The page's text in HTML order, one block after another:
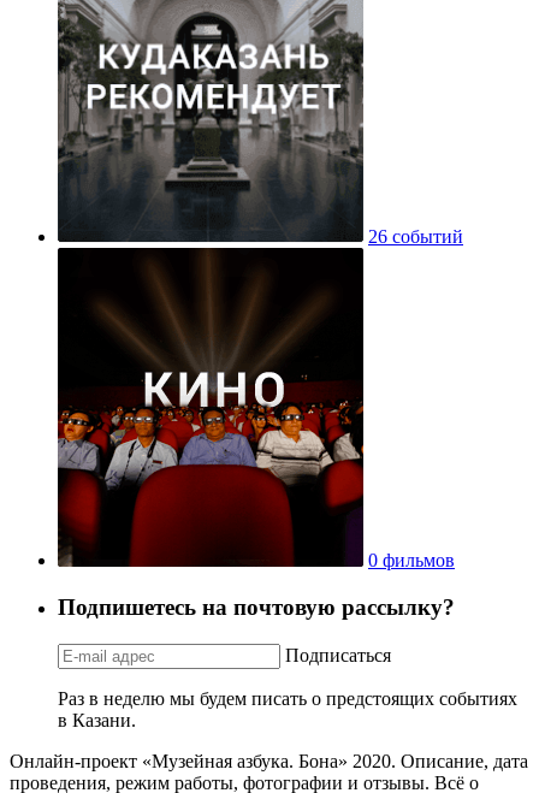
26 событий
0 фильмов
Подпишетесь на почтовую рассылку?
Подписаться
Раз в неделю мы будем писать о предстоящих событиях
в Казани.
Онлайн-проект «Музейная азбука. Бона» 2020. Описание, дата
проведения, режим работы, фотографии и отзывы. Всё о